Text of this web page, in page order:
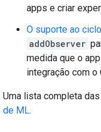
apps e criar
O suporte ao
addObserver
medida que o
integração com o
Uma lista completa
de ML.